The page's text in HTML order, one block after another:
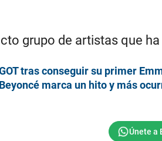
grupo de artistas que
tras conseguir su primer
marca un hito y más